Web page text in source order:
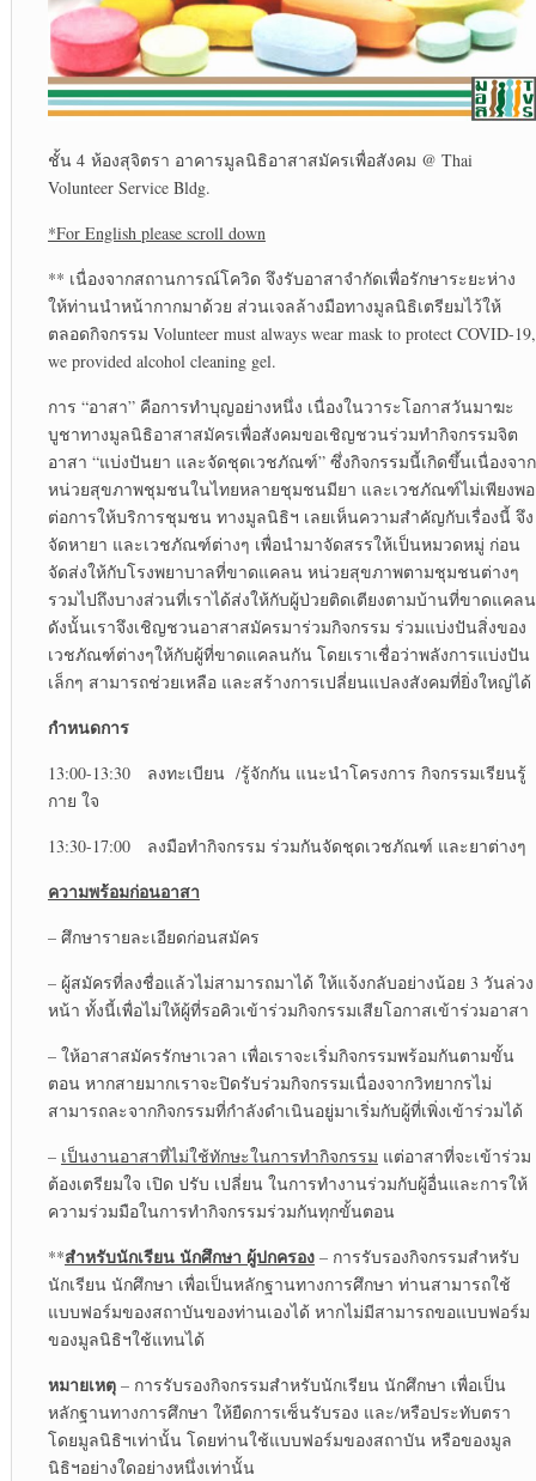
ชั้น 4 ห้องสุจิตรา อาคารมูลนิธิอาสาสมัครเพื่อสังคม @ Thai
Volunteer Service Bldg.
*For English please scroll down
** เนื่องจากสถานการณ์โควิด จึงรับอาสาจำกัดเพื่อรักษาระยะห่าง
ให้ท่านนำหน้ากากมาด้วย ส่วนเจลล้างมือทางมูลนิธิเตรียมไว้ให้
ตลอดกิจกรรม Volunteer must always wear mask to protect COVID-19,
we provided alcohol cleaning gel.
การ “อาสา” คือการทำบุญอย่างหนึ่ง เนื่องในวาระโอกาสวันมาฆะ
บูชาทางมูลนิธิอาสาสมัครเพื่อสังคมขอเชิญชวนร่วมทำกิจกรรมจิต
อาสา “แบ่งปันยา และจัดชุดเวชภัณฑ์” ซึ่งกิจกรรมนี้เกิดขึ้นเนื่องจาก
หน่วยสุขภาพชุมชนในไทยหลายชุมชนมียา และเวชภัณฑ์ไม่เพียงพอ
ต่อการให้บริการชุมชน ทางมูลนิธิฯ เลยเห็นความสำคัญกับเรื่องนี้ จึง
จัดหายา และเวชภัณฑ์ต่างๆ เพื่อนำมาจัดสรรให้เป็นหมวดหมู่ ก่อน
จัดส่งให้กับโรงพยาบาลที่ขาดแคลน หน่วยสุขภาพตามชุมชนต่างๆ
รวมไปถึงบางส่วนที่เราได้ส่งให้กับผู้ป่วยติดเตียงตามบ้านที่ขาดแคลน
ดังนั้นเราจึงเชิญชวนอาสาสมัครมาร่วมกิจกรรม ร่วมแบ่งปันสิ่งของ
เวชภัณฑ์ต่างๆให้กับผู้ที่ขาดแคลนกัน โดยเราเชื่อว่าพลังการแบ่งปัน
เล็กๆ สามารถช่วยเหลือ และสร้างการเปลี่ยนแปลงสังคมที่ยิ่งใหญ่ได้
กำหนดการ
13:00-13:30 ลงทะเบียน /รู้จักกัน แนะนำโครงการ กิจกรรมเรียนรู้
กาย ใจ
13:30-17:00 ลงมือทำกิจกรรม ร่วมกันจัดชุดเวชภัณฑ์ และยาต่างๆ
ความพร้อมก่อนอาสา
– ศึกษารายละเอียดก่อนสมัคร
– ผู้สมัครที่ลงชื่อแล้วไม่สามารถมาได้ ให้แจ้งกลับอย่างน้อย 3 วันล่วง
หน้า ทั้งนี้เพื่อไม่ให้ผู้ที่รอคิวเข้าร่วมกิจกรรมเสียโอกาสเข้าร่วมอาสา
– ให้อาสาสมัครรักษาเวลา เพื่อเราจะเริ่มกิจกรรมพร้อมกันตามขั้น
ตอน หากสายมากเราจะปิดรับร่วมกิจกรรมเนื่องจากวิทยากรไม่
สามารถละจากกิจกรรมที่กำลังดำเนินอยู่มาเริ่มกับผู้ที่เพิ่งเข้าร่วมได้
– เป็นงานอาสาที่ไม่ใช้ทักษะในการทำกิจกรรม แต่อาสาที่จะเข้าร่วม
ต้องเตรียมใจ เปิด ปรับ เปลี่ยน ในการทำงานร่วมกับผู้อื่นและการให้
ความร่วมมือในการทำกิจกรรมร่วมกันทุกขั้นตอน
**สำหรับนักเรียน นักศึกษา ผู้ปกครอง– การรับรองกิจกรรมสำหรับ
นักเรียน นักศึกษา เพื่อเป็นหลักฐานทางการศึกษา ท่านสามารถใช้
แบบฟอร์มของสถาบันของท่านเองได้ หากไม่มีสามารถขอแบบฟอร์ม
ของมูลนิธิฯใช้แทนได้
หมายเหตุ– การรับรองกิจกรรมสำหรับนักเรียน นักศึกษา เพื่อเป็น
หลักฐานทางการศึกษา ให้ยืดการเซ็นรับรอง และ/หรือประทับตรา
โดยมูลนิธิฯเท่านั้น โดยท่านใช้แบบฟอร์มของสถาบัน หรือของมูล
นิธิฯอย่างใดอย่างหนึ่งเท่านั้น